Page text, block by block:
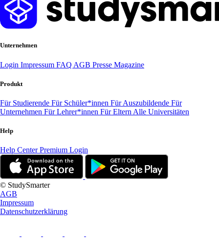
Unternehmen
Login Impressum FAQ AGB Presse Magazine
Produkt
Für Studierende Für Schüler*innen Für Auszubildende Für
Unternehmen Für Lehrer*innen Für Eltern Alle Universitäten
Help
Help CenterPremium Login
© StudySmarter
AGB
Impressum
Datenschutzerklärung